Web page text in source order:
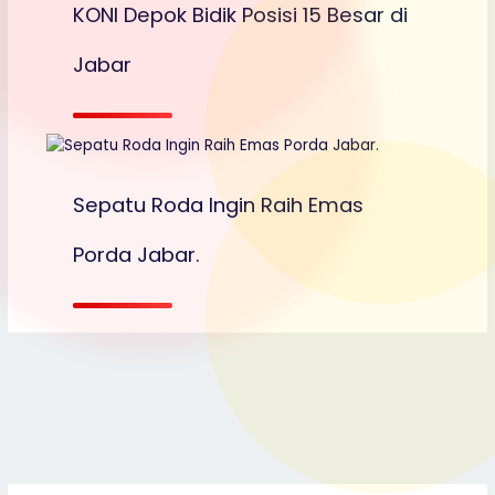
KONI Depok Bidik Posisi 15 Besar di
Jabar
Sepatu Roda Ingin Raih Emas
Porda Jabar.